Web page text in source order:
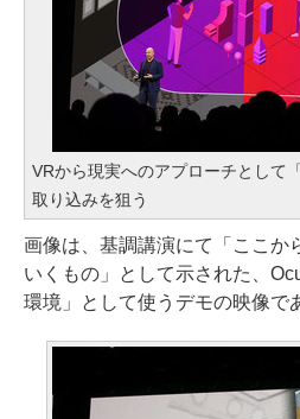
VRから現実へのアプローチとして
取り込みを狙う
画像は、基調講演にて「ここか
いくもの」として示された、
環境」として使うデモの映像で